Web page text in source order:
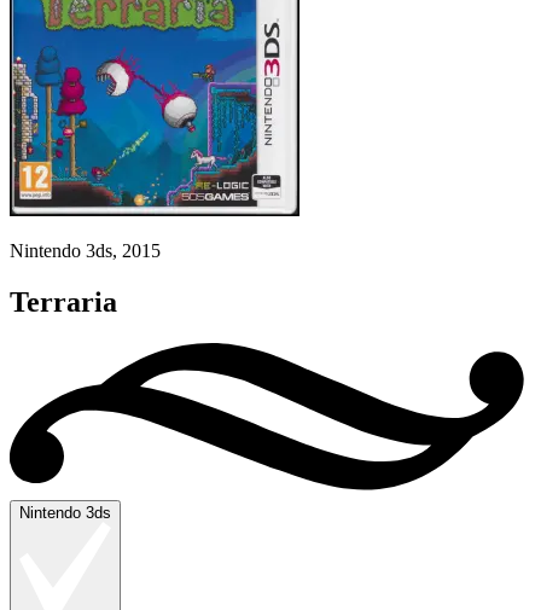
Nintendo 3ds, 2015
Terraria
Nintendo 3ds